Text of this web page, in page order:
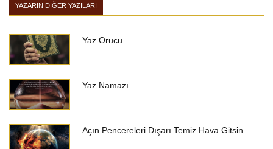
YAZARIN DIĞER YAZILARI
Yaz Orucu
Yaz Namazı
Açın Pencereleri Dışarı Temiz Hava Gitsin